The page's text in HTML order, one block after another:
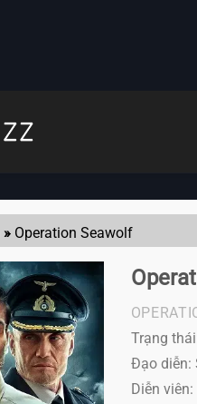
» Operation Seawolf
Trạng
Đạo diễn:
Diễn viên: